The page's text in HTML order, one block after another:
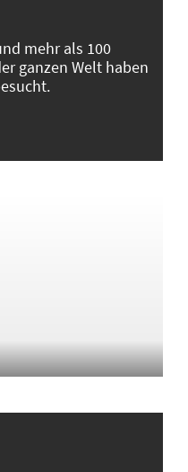
mehr als 100
ganzen Welt haben